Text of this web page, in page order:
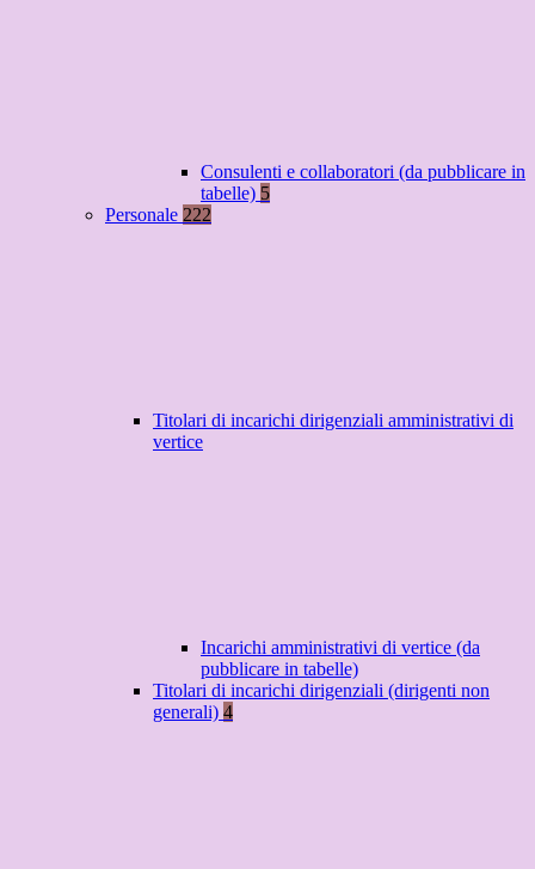
Consulenti e collaboratori (da pubblicare in
tabelle) 5
Personale 222
Titolari di incarichi dirigenziali amministrativi di
vertice
Incarichi amministrativi di vertice (da
pubblicare in tabelle)
Titolari di incarichi dirigenziali (dirigenti non
generali) 4